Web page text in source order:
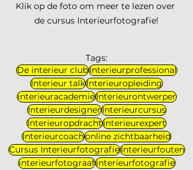
Klik op de foto om meer te lezen over
de cursus Interieurfotografie!
Tags:
De interieur clubInterieurprofessional
Interieur talkInterieuropleiding
interieuracademieInterieurontwerper
InterieurdesignerInterieurcursus
Interieuropdrachtinterieurexpert
Interieurcoachonline zichtbaarheid
Cursus InterieurfotografieInterieurfouten
interieurfotograafinterieurfotografie